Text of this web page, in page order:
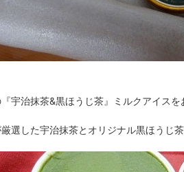
宇治抹茶&黒ほうじ茶』ミルクアイスを
選した宇治抹茶とオリジナル黒ほうじ